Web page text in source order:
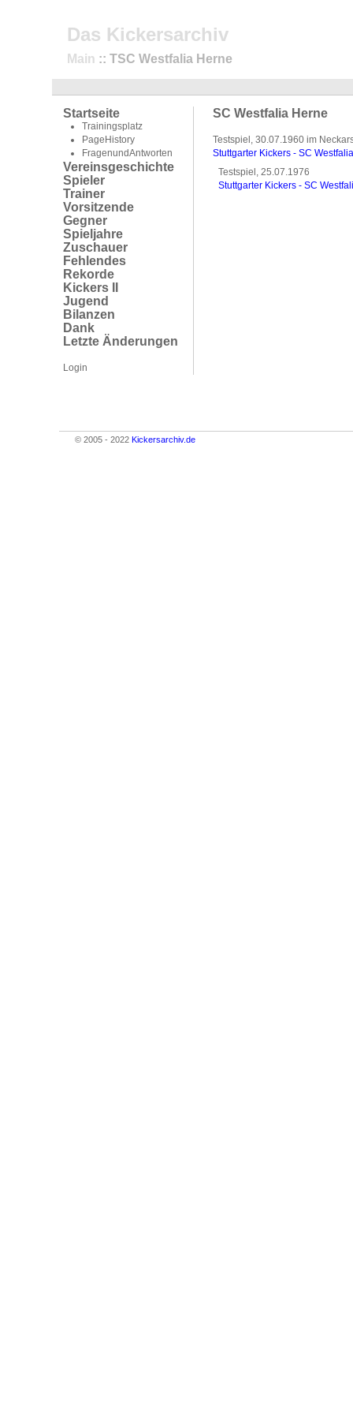
Das Kickersarchiv
Main :: TSC Westfalia Herne
Startseite
Trainingsplatz
PageHistory
FragenundAntworten
Vereinsgeschichte
Spieler
Trainer
Vorsitzende
Gegner
Spieljahre
Zuschauer
Fehlendes
Rekorde
Kickers II
Jugend
Bilanzen
Dank
Letzte Änderungen
Login
SC Westfalia Herne
Testspiel, 30.07.1960 im
Stuttgarter Kickers - SC
Testspiel, 25.07.1976
Stuttgarter Kickers - SC
© 2005 - 2022 Kickersarchiv.de